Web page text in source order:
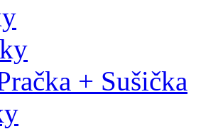
+ Sušička